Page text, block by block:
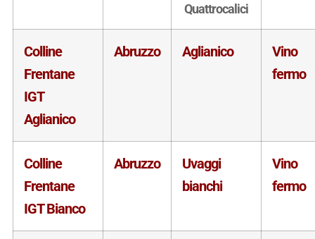
Quattrocalici
Colline
Frentane
IGT
Aglianico
Abruzzo Aglianico
Vino
fermo
Colline
Frentane
IGT Bianco
Abruzzo
Uvaggi
bianchi
Vino
fermo